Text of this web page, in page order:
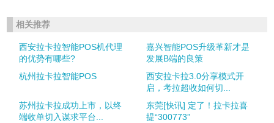
相关推荐
西安拉卡拉智能POS机代理
的优势有哪些?
嘉兴智能POS升级革新才是
发展B端的良策
杭州拉卡拉智能POS
西安拉卡拉3.0分享模式开
启，考拉超收如何切...
苏州拉卡拉成功上市，以终
端收单切入谋求平台...
东莞[快讯] 定了！拉卡拉喜
提“300773”